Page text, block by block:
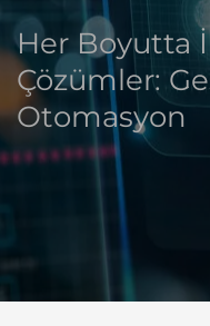
Her Boyutta
Çözümler:
Otomasyon